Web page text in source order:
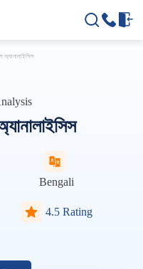
অ্যানালাইসিস
Bengali
4.5 Rating